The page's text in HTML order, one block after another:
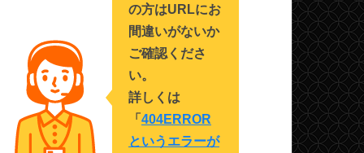
の方はURLにお
間違いがないか
ご確認くださ
い。
詳しくは
「 404ERROR
というエラーが